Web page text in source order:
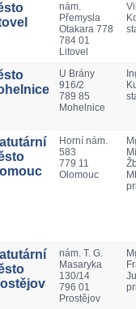
nám.
Přemysla
Otakara 778
784 01
Litovel
U Brány
916/2
789 85
Mohelnice
Horní nám.
583
779 11
Olomouc
nám. T. G.
Masaryka
130/14
796 01
Prostějov